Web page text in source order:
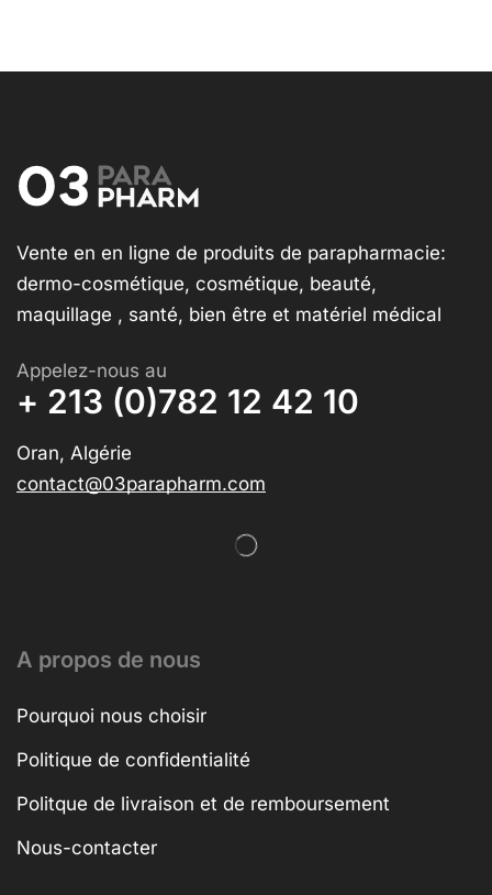
Vente en en ligne de produits de parapharmacie:
dermo-cosmétique, cosmétique, beauté,
maquillage , santé, bien être et matériel médical
Appelez-nous au
+ 213 (0)782 12 42 10
Oran, Algérie
contact@03parapharm.com
A propos de nous
Pourquoi nous choisir
Politique de confidentialité
Politque de livraison et de remboursement
Nous-contacter